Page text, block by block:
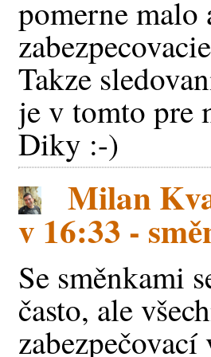
pomerne malo
Takze
je v tomto pre
Diky :-)
Milan
v 16:33 -
Se směnkami
často, ale